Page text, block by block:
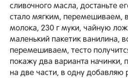
сливочного масла, достаньте
стало мягким, перемешиваем,
молока, 230 г муки, чайную
маленький пакетик ванилина,
перемешиваем, тесто
покажу два варианта начинки,
на две части, в одну добавляю